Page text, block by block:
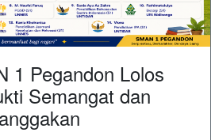
1 Pegandon Lolos
Semangat dan